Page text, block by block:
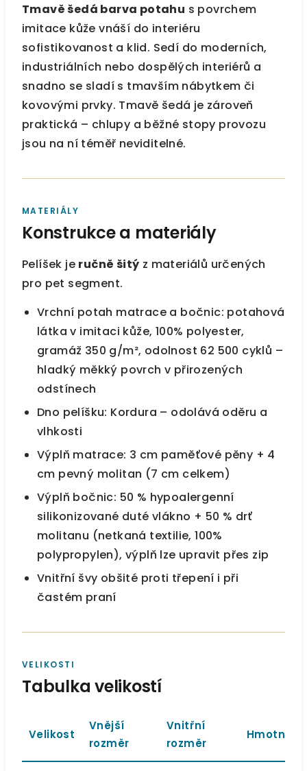
Tmavě šedá barva potahu s povrchem
imitace kůže vnáší do interiéru
sofistikovanost a klid. Sedí do moderních,
industriálních nebo dospělých interiérů a
snadno se sladí s tmavším nábytkem či
kovovými prvky. Tmavě šedá je zároveň
praktická – chlupy a běžné stopy provozu
jsou na ní téměř neviditelné.
MATERIÁLY
Konstrukce a materiály
Pelíšek je ručně šitý z materiálů určených
pro pet segment.
Vrchní potah matrace a bočnic: potahová
látka v imitaci kůže, 100% polyester,
gramáž 350 g/m², odolnost 62 500 cyklů –
hladký měkký povrch v přirozených
odstínech
Dno pelíšku: Kordura – odolává oděru a
vlhkosti
Výplň matrace: 3 cm paměťové pěny + 4
cm pevný molitan (7 cm celkem)
Výplň bočnic: 50 % hypoalergenní
silikonizované duté vlákno + 50 % drť
molitanu (netkaná textilie, 100%
polypropylen), výplň lze upravit přes zip
Vnitřní švy obšité proti třepení i při
častém praní
VELIKOSTI
Tabulka velikostí
Velikost
Vnější
rozměr
Vnitřní
rozměr
Hmotnost